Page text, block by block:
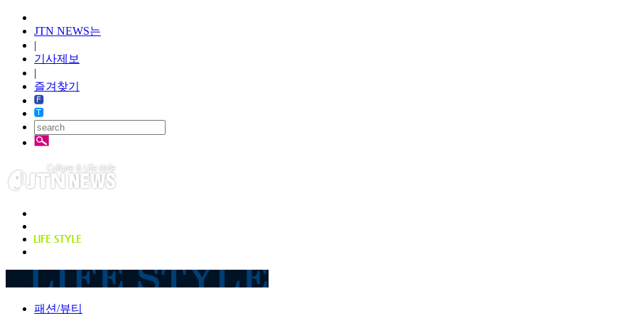
JTN NEWS는
|
기사제보
|
즐겨찾기
패션/뷰티